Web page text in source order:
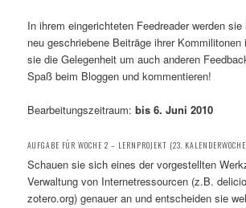
In ihrem eingerichteten Feedreader werden
neu geschriebene Beiträge ihrer
sie die Gelegenheit um auch anderen
Spaß beim Bloggen und kommentieren!
Bearbeitungszeitraum:bis 6. Juni 2010
AUFGABE FÜR WOCHE 2 – LERNPROJEKT (23.
Schauen sie sich eines der vorgestellten
Verwaltung von Internetressourcen (z.B.
zotero.org) genauer an und entscheiden sie